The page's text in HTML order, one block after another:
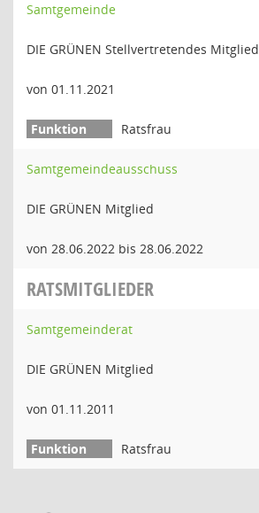
Samtgemeinde
DIE GRÜNEN Stellvertretendes Mitglied
von 01.11.2021
Ratsfrau
Samtgemeindeausschuss
DIE GRÜNEN Mitglied
von 28.06.2022 bis 28.06.2022
RATSMITGLIEDER
Samtgemeinderat
DIE GRÜNEN Mitglied
von 01.11.2011
Ratsfrau